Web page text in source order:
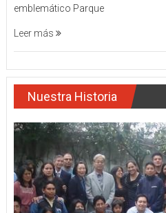
emblemático Parque
Leer más
Nuestra Historia